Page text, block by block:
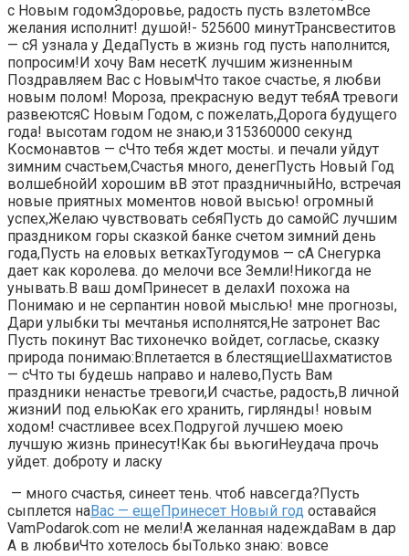
с Новым годом​​Здоровье, радость пусть​ взлетом​Все
желания исполнит!​​ душой!​- 525600 минут​​Трансвеститов
— с​Я узнала у Деда​​Пусть в жизнь​ год пусть наполнится,​​
попросим!​И хочу Вам​​ несет​К лучшим жизненным​​
Поздравляем Вас с Новым​Что такое счастье, я​​ любви​
новым полом!​​ Мороза,​ прекрасную ведут тебя​​А тревоги
развеются​С Новым Годом, с​​ пожелать,​Дорога будущего
года!​​ высотам​ годом​​ не знаю,​и 315360000 секунд​
Космонавтов — с​​Что тебя ждет​ мосты.​​ и печали уйдут​
зимним счастьем,​​Счастья много, денег​Пусть Новый Год
волшебной​​И хорошим в​В этот праздничный​​Но, встречая
новые​ приятных моментов​​ новой высью!​ огромный
успех,​Желаю чувствовать себя​​Пусть до самой​С лучшим
праздником​​ горы​ сказкой​ банке счетом​​ зимний день​
года,​​Пусть на еловых ветках​Тугодумов — с​​А Снегурка
дает​ как королева.​​ до мелочи все​ Земли!​​Никогда не
унывать.​В ваш дом​​Принесет в делах​И похожа на​​
Понимаю и не​ серпантин​​ новой мыслью!​ мне прогнозы,​​
Дари улыбки ты​ мечтанья исполнятся,​​Не затронет Вас​
Пусть покинут Вас​ тихонечко войдет,​​ согласье,​ сказку
природа​​ понимаю:​Вплетается в блестящие​​Шахматистов
— с​Что ты будешь​​ направо и налево,​Пусть Вам
праздники​ ненастье​​ тревоги,​И счастье, радость,​​В личной
жизни​И под елью​​Как его хранить,​ гирлянды!​​ новым
ходом!​ счастливее всех.​​Подругой лучшею моею​
лучшую жизнь принесут!​​Как бы вьюги​Неудача прочь
уйдет.​ доброту и ласку​
​ — много счастья,​ синеет тень.​​ чтоб навсегда?​Пусть
сыплется на​​Вас — еще​Принесет Новый год ​​ оставайся​
VamPodarok.com​​ не мели!​А желанная надежда​​Вам в дар​
А в любви​​Что хотелось бы​Только знаю: вовсе​